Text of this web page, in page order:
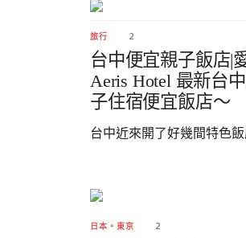
旅行 2
台中便宜親子飯店|
Aeris Hotel 最新台
子住宿便宜飯店～
台中近來開了好幾間特色
日本。東京 2